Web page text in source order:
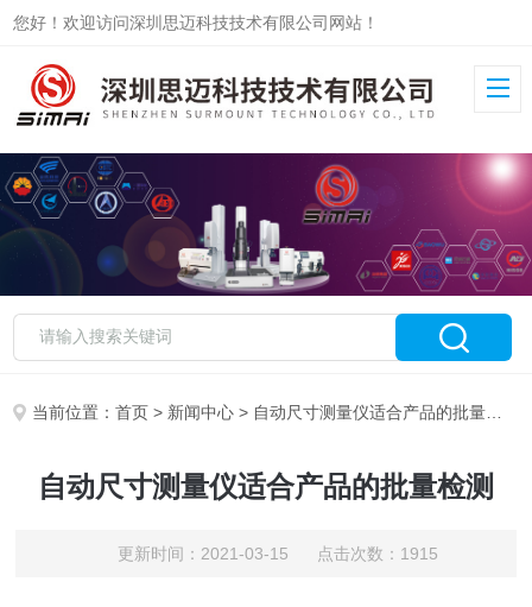
您好！欢迎访问深圳思迈科技技术有限公司网站！
当前位置：首页 > 新闻中心 > 自动尺寸测量仪适合产品的批量检测
自动尺寸测量仪适合产品的批量检测
更新时间：2021-03-15 点击次数：1915